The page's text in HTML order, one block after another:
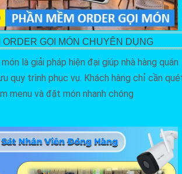
ORDER GỌI MÓN CHUYÊN DỤNG
là giải pháp hiện đại giúp nhà hàng quán
quy trình phục vụ. Khách hàng chỉ cần
menu và đặt món nhanh chóng